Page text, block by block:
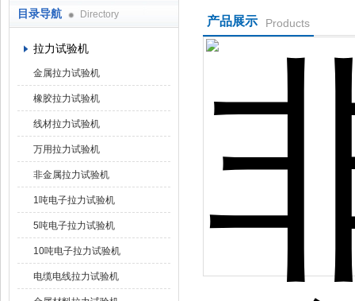
目录导航 Directory
拉力试验机
金属拉力试验机
橡胶拉力试验机
线材拉力试验机
万用拉力试验机
非金属拉力试验机
1吨电子拉力试验机
5吨电子拉力试验机
10吨电子拉力试验机
电缆电线拉力试验机
产品展示 Products